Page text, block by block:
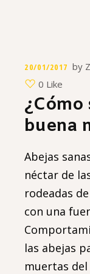
20/01/2017 by
0 Like
buena
Abejas
néctar de
rodeadas
con una
las abejas
muertas